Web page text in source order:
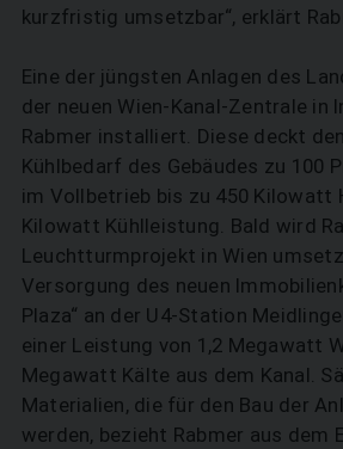
kurzfristig umsetzbar“, erklärt
Eine der jüngsten Anlagen des
der neuen Wien-Kanal-Zentrale in
Rabmer installiert. Diese deckt
Kühlbedarf des Gebäudes zu 100
im Vollbetrieb bis zu 450 Kilowatt
Kilowatt Kühl­leistung. Bald wird
Leuchtturmprojekt in Wien
Versorgung des neuen
Plaza“ an der U4-Station
einer Leistung von 1,2 Megawatt
Megawatt Kälte aus dem Kanal.
Materialien, die für den Bau der
werden, bezieht Rabmer aus dem